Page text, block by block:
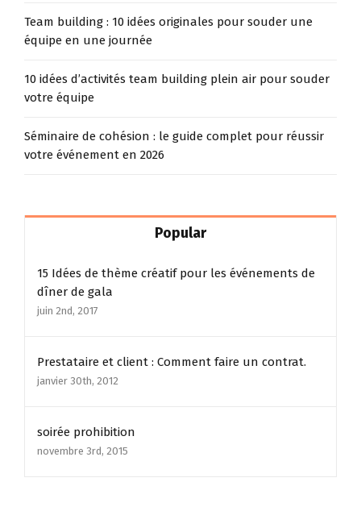
Team building : 10 idées originales pour souder une
équipe en une journée
10 idées d’activités team building plein air pour souder
votre équipe
Séminaire de cohésion : le guide complet pour réussir
votre événement en 2026
Popular
15 Idées de thème créatif pour les événements de
dîner de gala
juin 2nd, 2017
Prestataire et client : Comment faire un contrat.
janvier 30th, 2012
soirée prohibition
novembre 3rd, 2015